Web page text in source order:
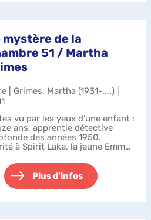
mystère de la
51 / Martha
| Grimes, Martha (1931-....) |
vu par les yeux d'une enfant :
ans, apprentie détective
des années 1950.
à Spirit Lake, la jeune Emma
Plus d'infos